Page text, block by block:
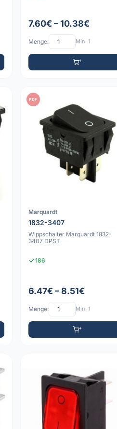
7.60€ – 10.38€
Menge: Min: 1
PDF
Marquardt
1832-3407
Wippschalter Marquardt 1832-
3407 DPST
186
6.47€ – 8.51€
Menge: Min: 1